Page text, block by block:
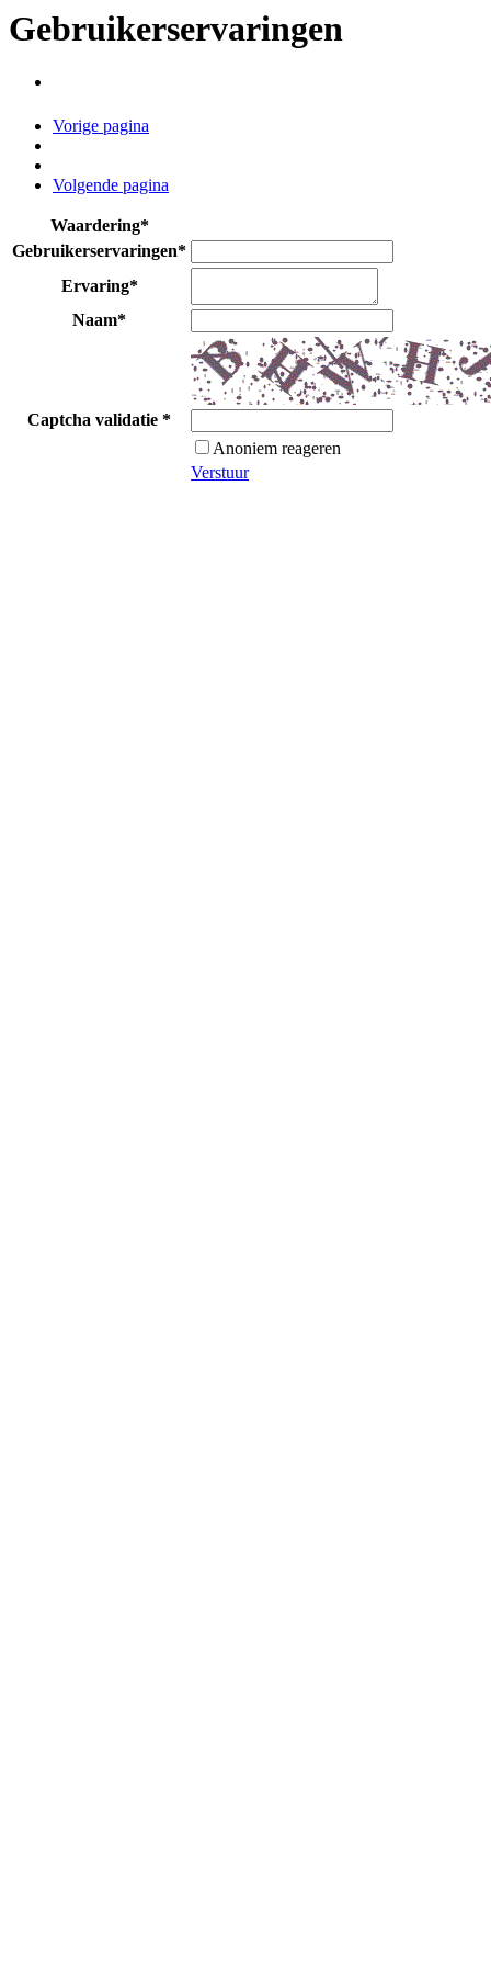
Gebruikerservaringen
Vorige pagina
Volgende pagina
Waardering*
Gebruikerservaringen*
Ervaring*
Naam*
Captcha validatie *
Anoniem reageren
Verstuur